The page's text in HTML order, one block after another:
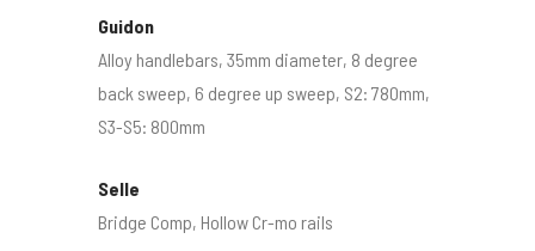
Guidon
Alloy handlebars, 35mm diameter, 8 degree
back sweep, 6 degree up sweep, S2: 780mm,
S3-S5: 800mm
Selle
Bridge Comp, Hollow Cr-mo rails